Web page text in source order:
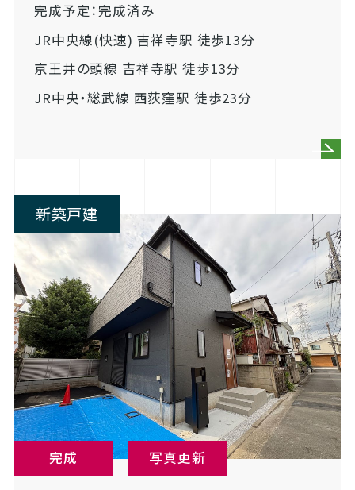
完成予定：完成済み
JR中央線(快速) 吉祥寺駅 徒歩13分
京王井の頭線 吉祥寺駅 徒歩13分
JR中央・総武線 西荻窪駅 徒歩23分
新築戸建
完成 写真更新